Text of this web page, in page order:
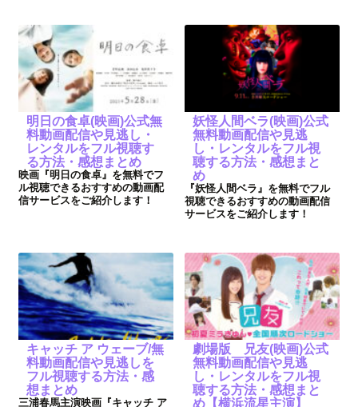
明日の食卓(映画)公式無
料動画配信や見逃し・
レンタルをフル視聴す
る方法・感想まとめ
映画『明日の食卓』を無料でフ
ル視聴できるおすすめの動画配
信サービスをご紹介します！
妖怪人間ベラ(映画)公式
無料動画配信や見逃
し・レンタルをフル視
聴する方法・感想まと
め
『妖怪人間ベラ』を無料でフル
視聴できるおすすめの動画配信
サービスをご紹介します！
キャッチ ア ウェーブ/無
料動画配信や見逃しを
フル視聴する方法・感
想まとめ
三浦春馬主演映画『キャッチ ア
劇場版 兄友(映画)公式
無料動画配信や見逃
し・レンタルをフル視
聴する方法・感想まと
め【横浜流星主演】